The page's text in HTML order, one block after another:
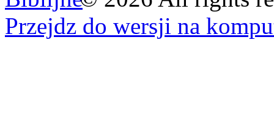
Przejdz do wersji na